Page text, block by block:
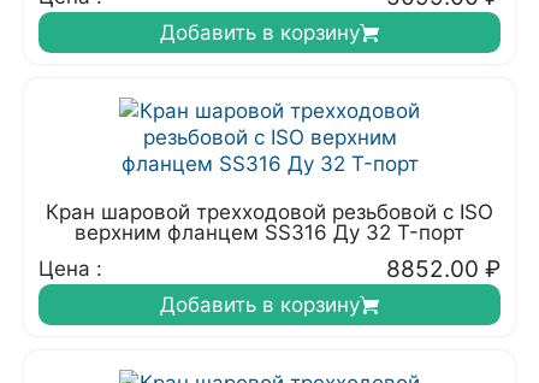
Добавить в корзину
Кран шаровой трехходовой резьбовой с ISO
верхним фланцем SS316 Ду 32 T-порт
Цена :
8852.00 ₽
Добавить в корзину